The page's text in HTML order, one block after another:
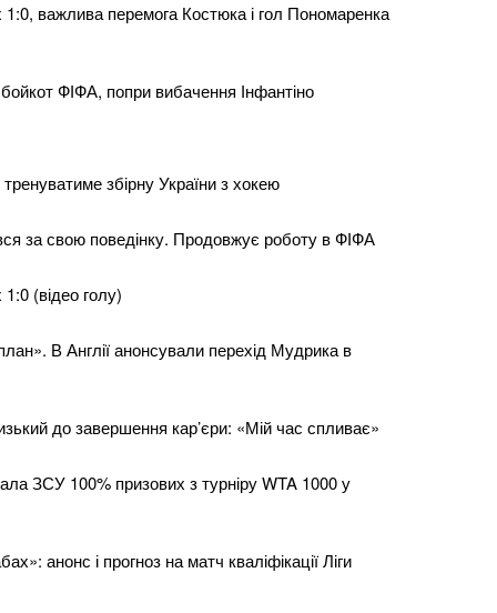
важлива перемога Костюка і гол Пономаренка
ФІФА, попри вибачення Інфантіно
збірну України з хокею
за свою поведінку. Продовжує роботу в ФІФА
(відео голу)
В Англії анонсували перехід Мудрика в
до завершення кар’єри: «Мій час спливає»
ЗСУ 100% призових з турніру WTA 1000 у
анонс і прогноз на матч кваліфікації Ліги